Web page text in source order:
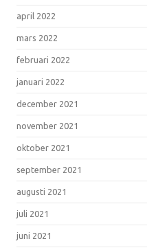
april 2022
mars 2022
februari 2022
januari 2022
december 2021
november 2021
oktober 2021
september 2021
augusti 2021
juli 2021
juni 2021